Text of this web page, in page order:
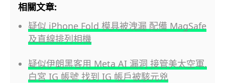
相關文章:
疑似 iPhone Fold 模具被洩漏 配備 MagSafe
及直線排列相機
疑似伊朗黑客用 Meta AI 漏洞 接管美太空軍,
白宮 IG 帳號 找到 IG 帳戶被駭元兇